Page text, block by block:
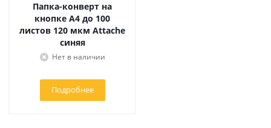
Папка-конверт на
кнопке А4 до 100
листов 120 мкм Attache
синяя
Нет в наличии
Подробнее